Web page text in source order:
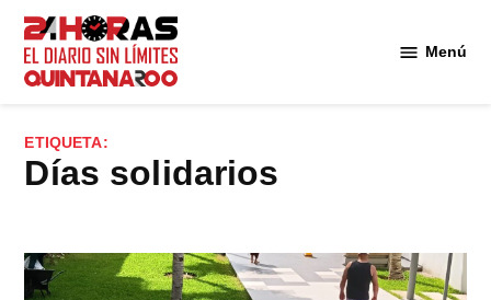
Saltar
contenido
Menú
ETIQUETA:
Días solidarios